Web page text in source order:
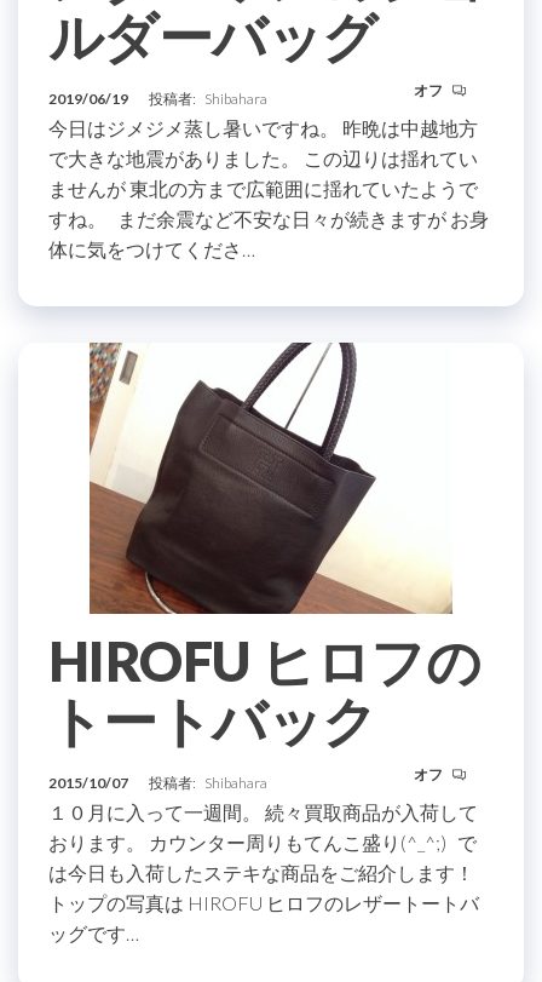
ルダーバッグ
2019/06/19 投稿者: Shibahara オフ
今日はジメジメ蒸し暑いですね。 昨晩は中越地方
で大きな地震がありました。 この辺りは揺れてい
ませんが 東北の方まで広範囲に揺れていたようで
すね。 まだ余震など不安な日々が続きますが お身
体に気をつけてくださ…
HIROFU ヒロフの
トートバック
2015/10/07 投稿者: Shibahara オフ
１０月に入って一週間。 続々買取商品が入荷して
おります。 カウンター周りもてんこ盛り(^_^;) で
は今日も入荷したステキな商品をご紹介します！
トップの写真は HIROFU ヒロフのレザートートバ
ッグです…